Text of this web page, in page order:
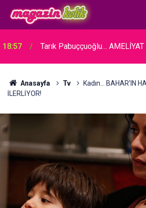
18:57 Tarık Pabuççuoğlu… AMELİYAT
Anasayfa Tv
Kadın... BAHAR'IN
İLERLİYOR!